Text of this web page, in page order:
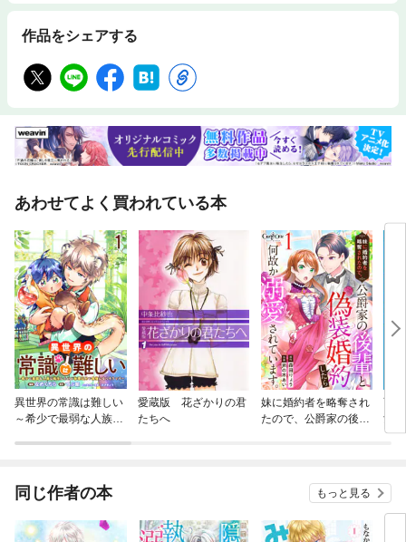
くて大好き！どうぞよろしくお願いします。
作品をシェアする
あわせてよく買われている本
異世界の常識は難しい
～希少で最弱な人族に
愛蔵版 花ざかりの君
たちへ
妹に婚約者を略奪され
たので、公爵家の後輩
育
女
イ
同じ作者の本 もっと見る